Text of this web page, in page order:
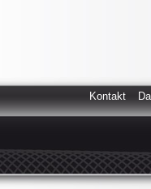
Kontakt